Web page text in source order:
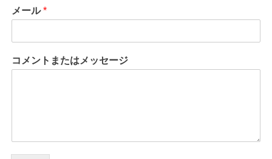
メール*
コメントまたはメッセージ